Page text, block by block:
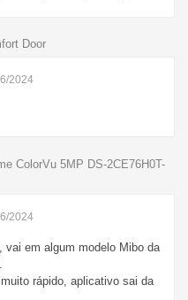
Door
2024
ColorVu 5MP DS-2CE76H0T-
2024
em algum modelo Mibo da
rápido, aplicativo sai da